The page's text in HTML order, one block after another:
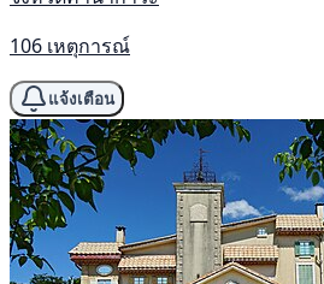
106 เหตุการณ์
แจ้งเตือน